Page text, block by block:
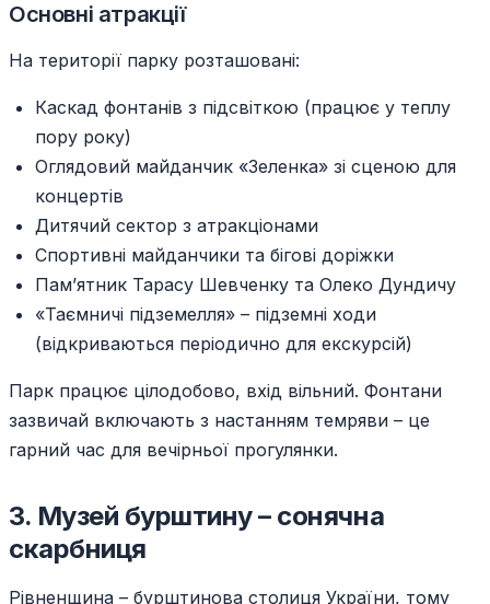
Основні атракції
На території парку розташовані:
Каскад фонтанів з підсвіткою (працює у теплу
пору року)
Оглядовий майданчик «Зеленка» зі сценою для
концертів
Дитячий сектор з атракціонами
Спортивні майданчики та бігові доріжки
Пам’ятник Тарасу Шевченку та Олеко Дундичу
«Таємничі підземелля» – підземні ходи
(відкриваються періодично для екскурсій)
Парк працює цілодобово, вхід вільний. Фонтани
зазвичай включають з настанням темряви – це
гарний час для вечірньої прогулянки.
3. Музей бурштину – сонячна
скарбниця
Рівненщина – бурштинова столиця України, тому